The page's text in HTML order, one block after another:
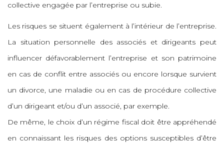
collective engagée par l’entreprise ou subie.
Les risques se situent également à l’intérieur de l’entreprise.
La situation personnelle des associés et dirigeants peut
influencer défavorablement l’entreprise et son patrimoine
en cas de conflit entre associés ou encore lorsque survient
un divorce, une maladie ou en cas de procédure collective
d’un dirigeant et/ou d’un associé, par exemple.
De même, le choix d’un régime fiscal doit être appréhendé
en connaissant les risques des options susceptibles d’être